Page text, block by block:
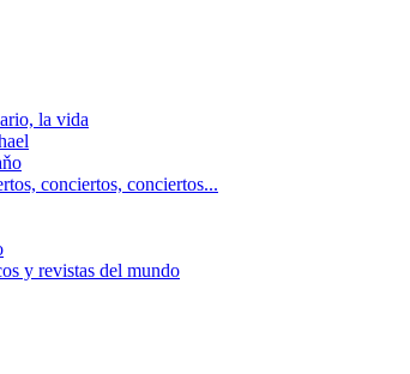
la vida
сonciertos, сonciertos...
y revistas del mundo